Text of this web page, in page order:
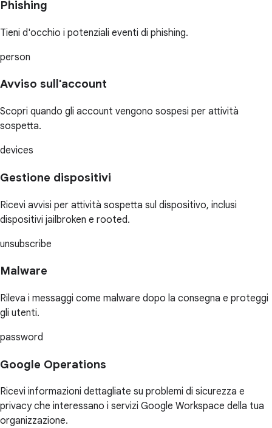
Phishing
Tieni d'occhio i potenziali eventi di phishing.
person
Avviso sull'account
Scopri quando gli account vengono sospesi per attività
sospetta.
devices
Gestione dispositivi
Ricevi avvisi per attività sospetta sul dispositivo, inclusi
dispositivi jailbroken e rooted.
unsubscribe
Malware
Rileva i messaggi come malware dopo la consegna e proteggi
gli utenti.
password
Google Operations
Ricevi informazioni dettagliate su problemi di sicurezza e
privacy che interessano i servizi Google Workspace della tua
organizzazione.